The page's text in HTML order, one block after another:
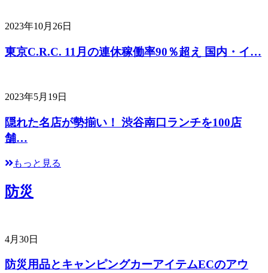
2023年10月26日
東京C.R.C. 11月の連休稼働率90％超え 国内・イ…
2023年5月19日
隠れた名店が勢揃い！ 渋谷南口ランチを100店
舗…
もっと見る
防災
4月30日
防災用品とキャンピングカーアイテムECのアウ